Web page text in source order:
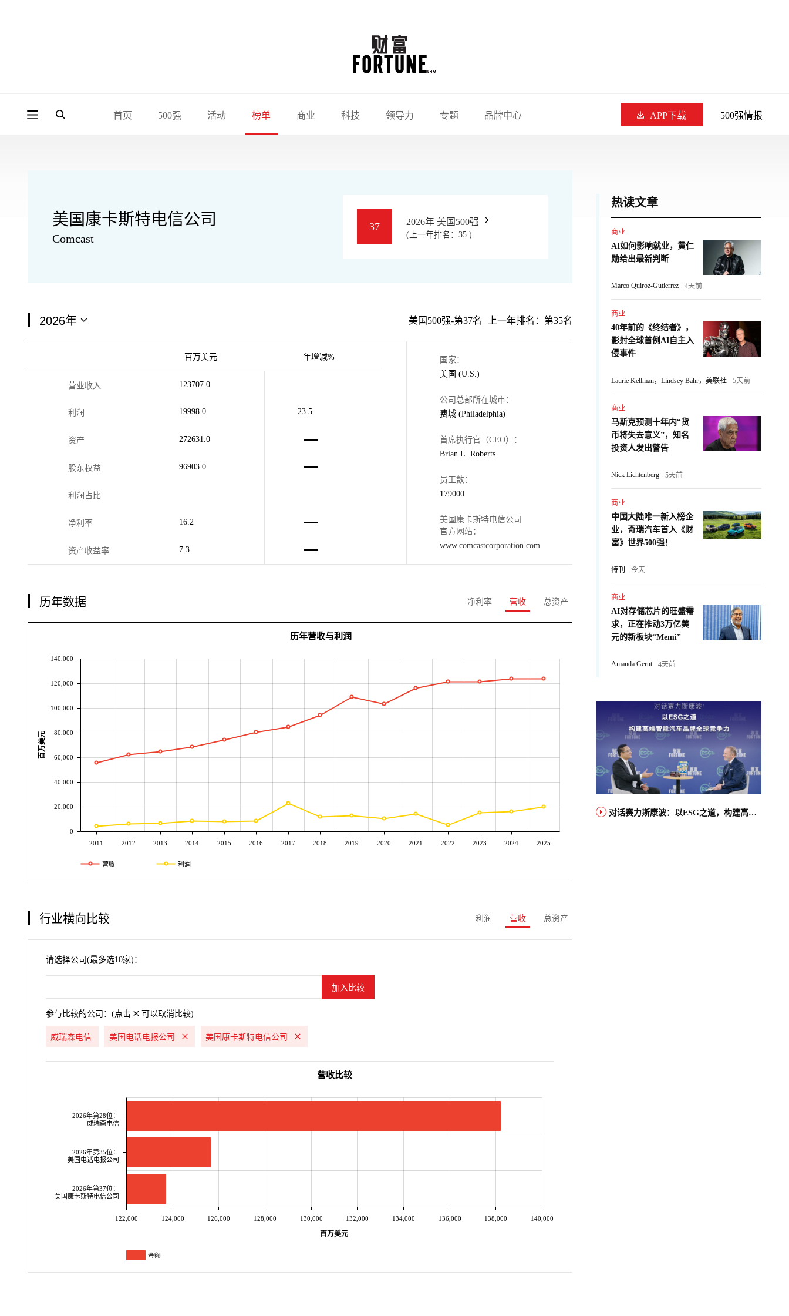
首页 500强 活动 榜单 商业 科技 领导力 专题 品牌中心 APP下载 500强情报
美国康卡斯特电信公司
Comcast
37 2026年 美国500强
(上一年排名：35 )
美国500强-第37名 上一年排名：第35名
百万美元 年增减%
营业收入 123707.0
利润 19998.0 23.5
资产 272631.0
股东权益 96903.0
利润占比
净利率 16.2
资产收益率 7.3
国家：
美国 (U.S.)
公司总部所在城市：
费城 (Philadelphia)
首席执行官（CEO）：
Brian L. Roberts
员工数：
179000
美国康卡斯特电信公司
官方网站：
www.comcastcorporation.com
历年数据 净利率 营收 总资产
2011 2012 2013 2014 2015 2016 2017 2018 2019 2020 2021 2022 2023 2024 2025
0
20,000
40,000
60,000
80,000
100,000
120,000
140,000
百万美元
历年营收与利润
营收 利润
行业横向比较 利润 营收 总资产
请选择公司(最多选10家)：
参与比较的公司：(点击 可以取消比较)
威瑞森电信 美国电话电报公司 美国康卡斯特电信公司
2026年第28位：
威瑞森电信
2026年第35位：
美国电话电报公司
2026年第37位：
美国康卡斯特电信公司
122,000 124,000 126,000 128,000 130,000 132,000 134,000 136,000 138,000 140,000
百万美元
营收比较
金额
热读文章
商业
AI如何影响就业，黄仁
勋给出最新判断
Marco Quiroz-Gutierrez 4天前
商业
40年前的《终结者》，
影射全球首例AI自主入
侵事件
Laurie Kellman，Lindsey Bahr，美联社 5天前
商业
马斯克预测十年内“货
币将失去意义”，知名
投资人发出警告
Nick Lichtenberg 5天前
商业
中国大陆唯一新入榜企
业，奇瑞汽车首入《财
富》世界500强！
特刊 今天
商业
AI对存储芯片的旺盛需
求，正在推动3万亿美
元的新板块“Memi”
Amanda Gerut 4天前
对话赛力斯康波：以ESG之道，构建高端智能汽车品牌全球竞争力